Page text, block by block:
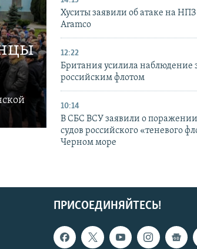
Хуситы заявили об атаке на
Aramco
12:22
Британия усилила наблюдение
российским флотом
10:14
В СБС ВСУ заявили о
судов российского «теневого
Черном море
ПРИСОЕДИНЯЙТЕСЬ!